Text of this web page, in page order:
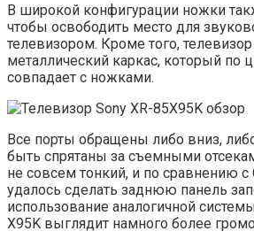
В широкой конфигурации ножки
чтобы освободить место для
телевизором. Кроме того,
металлический каркас, который по
совпадает с ножками.
Все порты обращены либо вниз,
быть спрятаны за съемными
не совсем тонкий, и по сравнению с
удалось сделать заднюю панель
использование аналогичной
X95K выглядит намного более